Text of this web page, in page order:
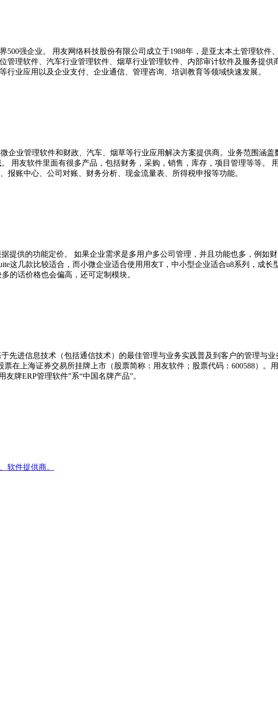
强企业。 用友网络科技股份有限公司成立于1988年，是亚太本土管理软件
管理软件、汽车行业管理软件、烟草行业管理软件、内部审计软件及服务提供
业应用以及企业支付、企业通信、管理咨询、培训教育等领域快速发展。
企业管理软件和财政、汽车、烟草等行业应用解决方案提供商。业务范围涵
用友软件里面有很多产品，包括财务，采购，销售，库存，项目管理等等。
账中心、公司对账、财务分析、现金流量表、所得税申报等功能。
提供的功能定价。 如果企业需求是多用户多公司管理，并且功能也多，例如
这几款比较适合，而小微企业适合使用用友T，中小型企业适合u8系列，成长
的话价格也会偏高，还可定制模块。
先进信息技术（包括通信技术）的最佳管理与业务实践普及到客户的管理与
在上海证券交易所挂牌上市（股票简称：用友软件；股票代码：600588）。
牌ERP管理软件”系“中国名牌产品”。
软件提供商。